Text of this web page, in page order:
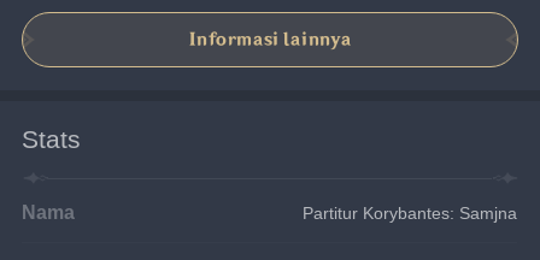
Informasi lainnya
Stats
Nama Partitur Korybantes: Samjna